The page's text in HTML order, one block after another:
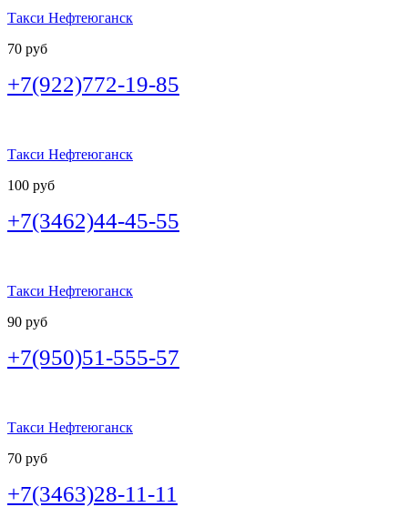
Такси Нефтеюганск
70 руб
+7(922)772-19-85
Такси Нефтеюганск
100 руб
+7(3462)44-45-55
Такси Нефтеюганск
90 руб
+7(950)51-555-57
Такси Нефтеюганск
70 руб
+7(3463)28-11-11